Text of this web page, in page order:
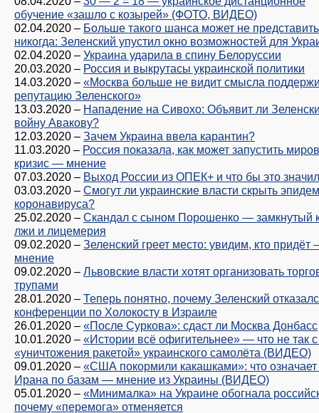
обучение «зашло с козырей» (ФОТО, ВИДЕО)
02.04.2020 – Больше такого шанса может не
никогда: Зеленский упустил окно возможностей для
02.04.2020 – Украина ударила в спину Белоруссии
20.03.2020 – Россия и выкрутасы украинской политики
14.03.2020 – «Москва больше не видит смысла
репутацию Зеленского»
13.03.2020 – Нападение на Сивохо: Объявит ли
войну Авакову?
12.03.2020 – Зачем Украина ввела карантин?
11.03.2020 – Россия показала, как может запустить
кризис — мнение
07.03.2020 – Выход России из ОПЕК+ и что бы это
03.03.2020 – Смогут ли украинские власти скрыть
коронавируса?
25.02.2020 – Скандал с сыном Порошенко — замкнутый
лжи и лицемерия
09.02.2020 – Зеленский греет место: увидим, кто придёт
мнение
09.02.2020 – Львовские власти хотят организовать
трупами
28.01.2020 – Теперь понятно, почему Зеленский
конференции по Холокосту в Израиле
26.01.2020 – «После Суркова»: сдаст ли Москва Донбасс
10.01.2020 – «Истории всё офигительнее» — что не так
«уничтожения ракетой» украинского самолёта (ВИДЕО)
09.01.2020 – «США покормили какашками»: что означает
Ирана по базам — мнение из Украины (ВИДЕО)
05.01.2020 – «Минималка» на Украине обогнала
почему «перемога» отменяется